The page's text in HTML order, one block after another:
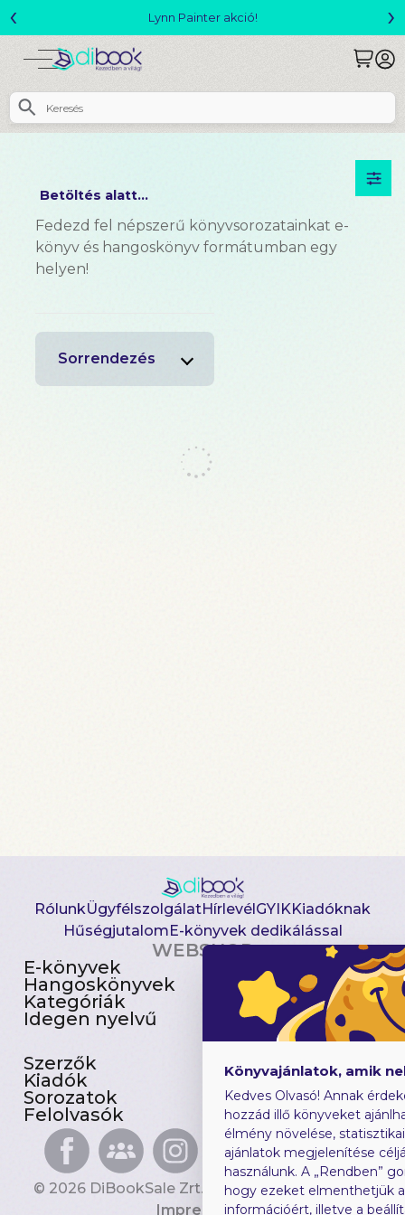
Lynn Painter akció!
‹ ›
Betöltés alatt...
Fedezd fel népszerű könyvsorozatainkat e-
könyv és hangoskönyv formátumban egy
helyen!
Sorrendezés
RólunkÜgyfélszolgálatHírlevélGYIKKiadóknak
HűségjutalomE-könyvek dedikálással
WEBSHOP
E-könyvek
Hangoskönyvek
Kategóriák
Idegen nyelvű
Csomagajánlatok
Akciósak
Előjegyezhetők
Újdonságok
Szerzők
Kiadók
Sorozatok
Felolvasók
Gyerekkönyvek
Heti toplista
Ajándékutalvány
Blog
© 2026 DiBookSale Zrt. Minden jog fenntartva.
Impresszum
Könyvajánlatok, amik
Kedves Olvasó! Annak
hozzád illő könyveket
élmény növelése,
ajánlatok megjelenítése
használunk. A „Rendben”
hogy ezeket elmenthetjük
információért, illetve a